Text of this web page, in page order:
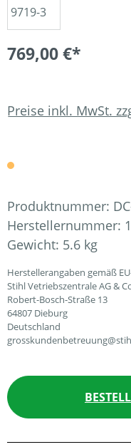
769,00 €*
Preise inkl. MwSt.
Produktnummer:
Herstellernummer:
Gewicht: 5.6 kg
Herstellerangaben gemäß
Stihl Vetriebszentrale AG &
Robert-Bosch-Straße 13
64807 Dieburg
Deutschland